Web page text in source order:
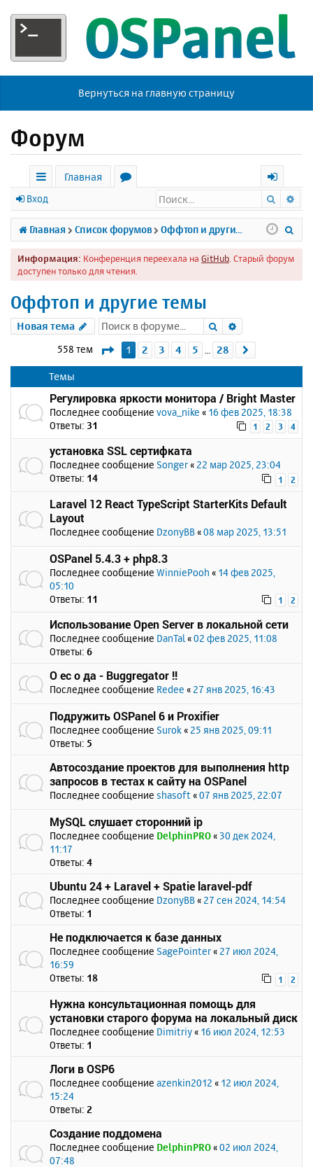
Вернуться на главную страницу
Форум
с
ы
л
к
Главная
р
у
м
х
о
д
Вход Поиск
Главная Список форумов
Информация: Конференция переехала на GitHub . Старый форум
доступен только для чтения.
Оффтоп и другие темы
Новая тема Поиск
558 тем Страница1 из 28
1 2 3 4 5 28
Темы
Регулировка яркости монитора / Bright Master
Последнее сообщение vova_nike « 16 фев 2025, 18:38
Ответы: 31 1 2 3 4
установка SSL сертифката
Последнее сообщение Songer « 22 мар 2025, 23:04
Ответы: 14 1 2
Laravel 12 React TypeScript StarterKits Default
Layout
Последнее сообщение DzonyBB «08 мар 2025, 13:51
OSPanel 5.4.3 + php8.3
Последнее сообщение WinniePooh « 14 фев 2025,
05:10
Ответы: 11 1 2
Использование Open Server в локальной сети
Последнее сообщение DanTal «02 фев 2025, 11:08
Ответы: 6
О ес о да - Buggregator !!
Последнее сообщение Redee « 27 янв 2025, 16:43
Подружить OSPanel 6 и Proxifier
Последнее сообщение Surok « 25 янв 2025, 09:11
Ответы: 5
Автосоздание проектов для выполнения http
запросов в тестах к сайту на OSPanel
Последнее сообщение shasoft «07 янв 2025, 22:07
MySQL слушает сторонний ip
Последнее сообщение DelphinPRO « 30 дек 2024,
11:17
Ответы: 4
Ubuntu 24 + Laravel + Spatie laravel-pdf
Последнее сообщение DzonyBB « 27 сен 2024, 14:54
Ответы: 1
Не подключается к базе данных
Последнее сообщение SagePointer « 27 июл 2024,
16:59
Ответы: 18 1 2
Нужна консультационная помощь для
установки старого форума на локальный диск
Последнее сообщение Dimitriy « 16 июл 2024, 12:53
Ответы: 1
Логи в OSP6
Последнее сообщение azenkin2012 « 12 июл 2024,
15:24
Ответы: 2
Создание поддомена
Последнее сообщение DelphinPRO «02 июл 2024,
07:48